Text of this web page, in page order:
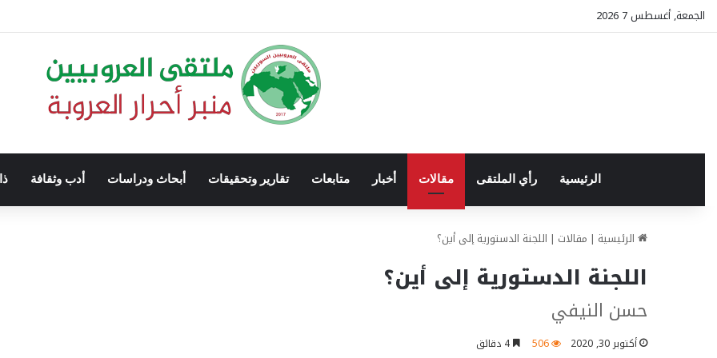
الجمعة, أغسطس 7 2026
الرئيسية رأي الملتقى مقالات أخبار متابعات تقارير وتحقيقات أبحاث ودراسات أدب وثقافة
الرئيسية | مقالات | اللجنة الدستورية إلى أين؟
اللجنة الدستورية إلى أين؟
حسن النيفي
أكتوبر 30, 2020 506